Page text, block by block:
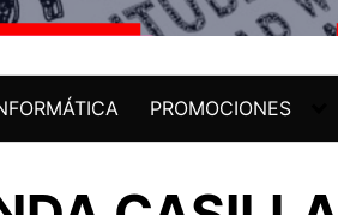
PROMOCIONES